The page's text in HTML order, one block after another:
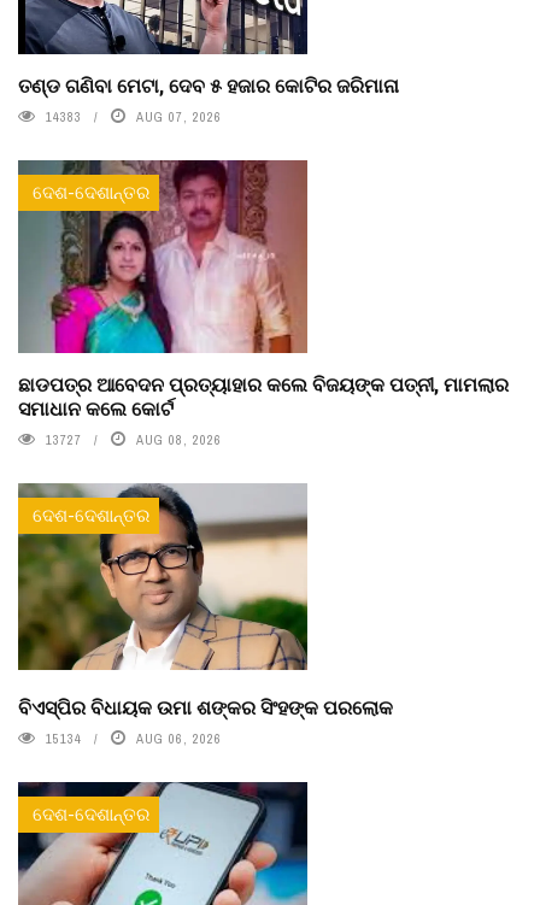
ତଣ୍ଡ ଗଣିବା ମେଟା, ଦେବ ୫ ହଜାର କୋଟିର ଜରିମାନା
14383 AUG 07, 2026
ଦେଶ-ଦେଶାନ୍ତର
ଛାଡପତ୍ର ଆବେଦନ ପ୍ରତ୍ୟାହାର କଲେ ବିଜୟଙ୍କ ପତ୍ନୀ, ମାମଲାର
ସମାଧାନ କଲେ କୋର୍ଟ
13727 AUG 08, 2026
ଦେଶ-ଦେଶାନ୍ତର
ବିଏସ୍‌ପିର ବିଧାୟକ ଉମା ଶଙ୍କର ସିଂହଙ୍କ ପରଲୋକ
15134 AUG 06, 2026
ଦେଶ-ଦେଶାନ୍ତର